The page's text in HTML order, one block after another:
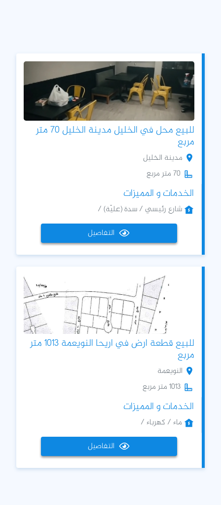
للبيع محل في الخليل مدينة الخليل 70 متر
مربع
مدينة الخليل
70 متر مربع
الخدمات و المميزات
شارع رئيسي / سدة (عليّة) /
التفاصيل
للبيع قطعة ارض في اريحا النويعمة 1013 متر
مربع
النويعمة
1013 متر مربع
الخدمات و المميزات
ماء / كهرباء /
التفاصيل